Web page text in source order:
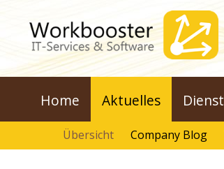
Home Aktuelles
Übersicht Company Blog